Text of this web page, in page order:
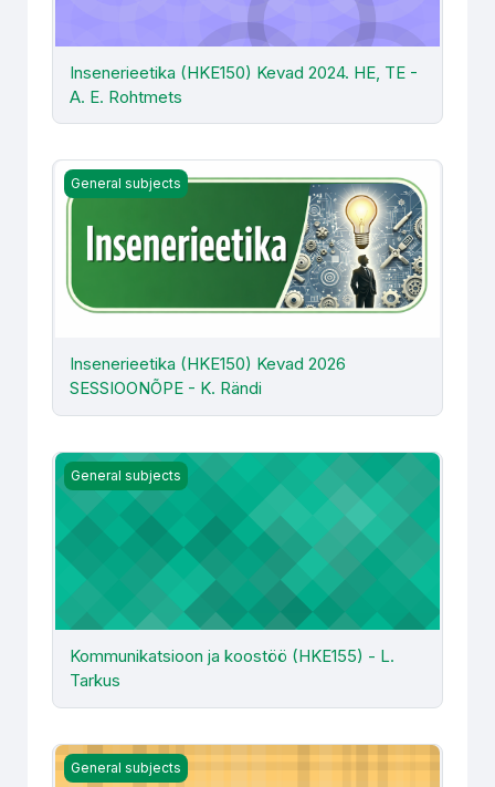
Insenerieetika (HKE150) Kevad 2024. HE, TE -
A. E. Rohtmets
Insenerieetika (HKE150) Kevad 2026 SESSIOONÕPE - K.
General subjects
Insenerieetika (HKE150) Kevad 2026
SESSIOONÕPE - K. Rändi
Kommunikatsioon ja koostöö (HKE155) - L. Tarkus
General subjects
Kommunikatsioon ja koostöö (HKE155) - L.
Tarkus
Kommunikatsioon, koostöö ja kriitiline mõtlemine - V.
General subjects